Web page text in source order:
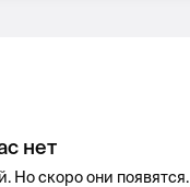
нет
Но скоро они появятся.